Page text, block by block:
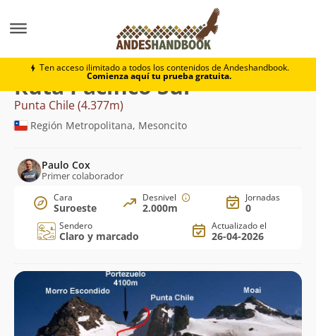
Ten acceso ilimitado a todos los contenidos de Andeshandbook.
Comienza aquí tu prueba gratuita.
Punta Chile Pacífico Sur
Ruta Pacífico Sur
Punta Chile (4.377m)
Región Metropolitana, Mesoncito
Paulo Cox
Primer colaborador
Cara
Suroeste
Desnivel
2.000m
Jornadas
0
Sendero
Claro y marcado
Actualizado el
26-04-2026